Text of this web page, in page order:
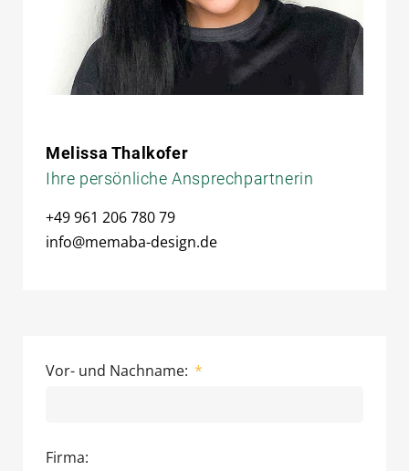
Melissa Thalkofer
Ihre persönliche Ansprechpartnerin
+49 961 206 780 79
info@memaba-design.de
Vor- und Nachname:
Firma: